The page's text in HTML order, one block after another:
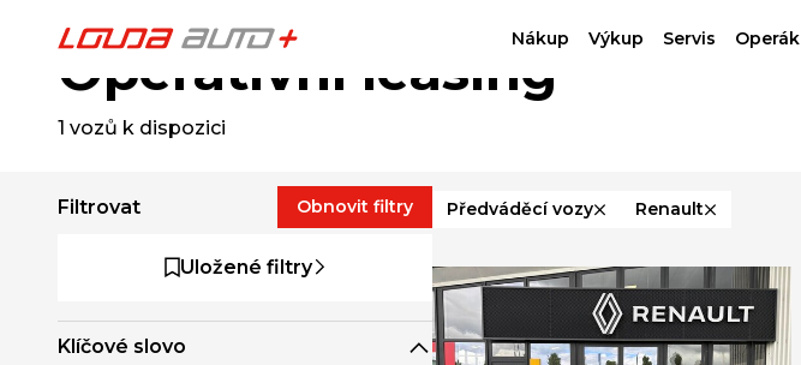
Nákup Výkup Servis Operák
Operativní leasing
1 vozů k dispozici
Filtrovat Obnovit filtry
Uložené filtry
Klíčové slovo
Předváděcí vozy Renault